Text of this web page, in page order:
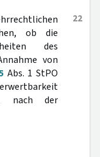
22
ob die
des
von
Abs. 1 StPO
nach der